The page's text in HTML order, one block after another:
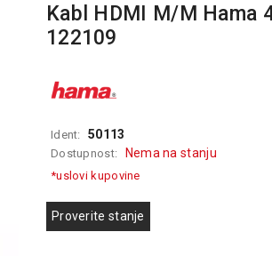
Kabl HDMI M/M Hama
122109
Ident: 50113
Dostupnost: Nema na stanju
*uslovi kupovine
Proverite stanje